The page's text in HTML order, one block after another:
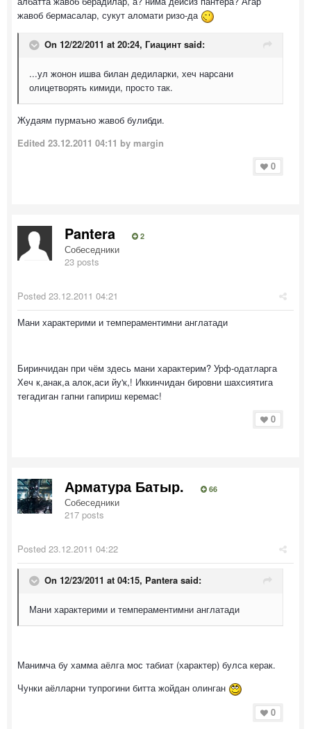
жавоб бермасалар, сукут аломати ризо-да
On 12/22/2011 at 20:24, Гиацинт said:
...ул жонон ишва билан дедиларки, хеч нарсани
олицетворять кимиди, просто так.
Жудаям пурмаъно жавоб булибди.
Edited 23.12.2011 04:11 by margin
0
Pantera 2
Собеседники
23 posts
Posted 23.12.2011 04:21
Мани характерими и темпераментимни англатади
Биринчидан при чём здесь мани характерим? Урф-одатларга
Хеч к,анак,а алок,аси йу'к,! Иккинчидан бировни шахсиятига
тегадиган гапни гапириш керемас!
0
Арматура Батыр. 66
Собеседники
217 posts
Posted 23.12.2011 04:22
On 12/23/2011 at 04:15, Pantera said:
Мани характерими и темпераментимни англатади
Манимча бу хамма аёлга мос табиат (характер) булса керак.
Чунки аёлларни тупрогини битта жойдан олинган
0